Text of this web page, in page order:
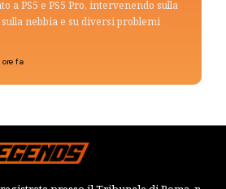
a PS5 e PS5 Pro, intervenendo sulla
nebbia e su diversi problemi
ore fa